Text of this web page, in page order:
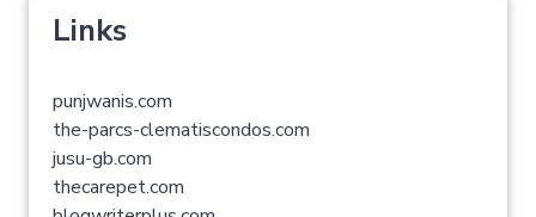
Links
punjwanis.com
the-parcs-clematiscondos.com
jusu-gb.com
thecarepet.com